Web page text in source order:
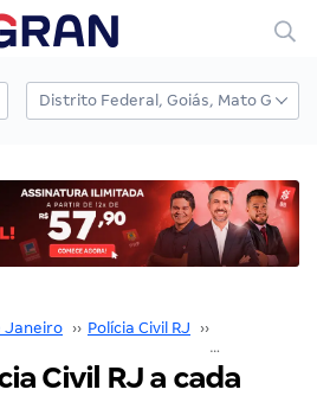
Janeiro ›› Polícia Civil RJ ››
Civil RJ a cada